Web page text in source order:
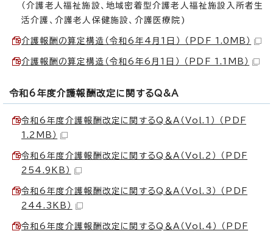
（介護老人福祉施設、地域密着型介護老人福祉施設入所者生
活介護、介護老人保健施設、介護医療院)
介護報酬の算定構造（令和6年4月1日） （PDF 1.0MB）
介護報酬の算定構造（令和6年6月1日） （PDF 1.1MB）
令和6年度介護報酬改定に関するQ&A
令和6年度介護報酬改定に関するQ＆A（Vol.1） （PDF
1.2MB）
令和6年度介護報酬改定に関するQ＆A（Vol.2） （PDF
254.9KB）
令和6年度介護報酬改定に関するQ＆A（Vol.3） （PDF
244.3KB）
令和6年度介護報酬改定に関するQ＆A（Vol.4） （PDF